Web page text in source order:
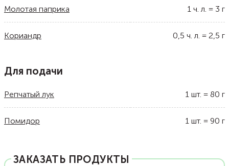
Молотая паприка 1 ч. л. = 3 г
Кориандр 0,5 ч. л. = 2,5 г
Для подачи
Репчатый лук 1 шт. = 80 г
Помидор 1 шт. = 90 г
ЗАКАЗАТЬ ПРОДУКТЫ